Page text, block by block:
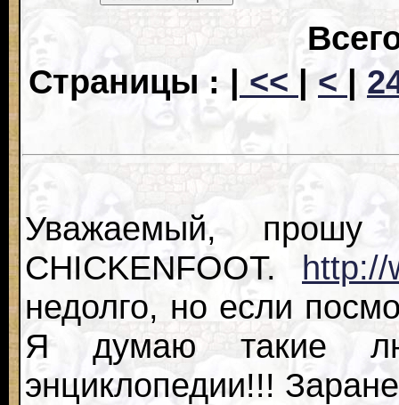
Страницы : | << |< |
Уважаемый, прошу
CHICKENFOOT. http://
недолго, но если
Я думаю такие
энциклопедии!!!